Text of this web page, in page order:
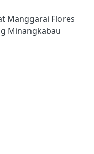
Manggarai Flores
Minangkabau